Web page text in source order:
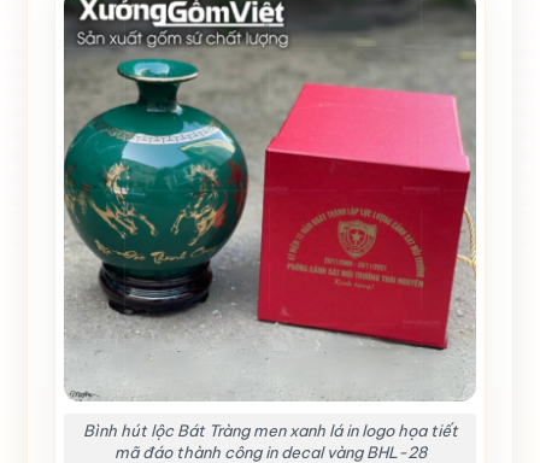
Bình hút lộc Bát Tràng men xanh lá in logo họa tiết
mã đáo thành công in decal vàng BHL-28